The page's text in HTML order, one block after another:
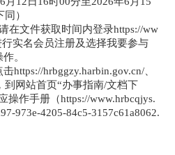
）
在文件获取时间内登录https://ww
实名会员注册及选择我要参与
。
https://hrbggzy.harbin.gov.cn/、
到网站首页“办事指南/文档下
操作手册（https://www.hrbcqjys.
973e-4205-84c5-3157c61a8062.